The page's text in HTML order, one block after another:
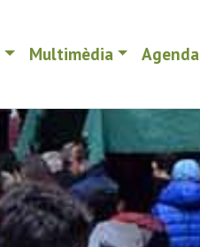
Multimèdia Agenda